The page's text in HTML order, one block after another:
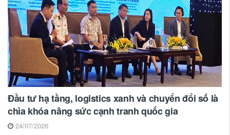
Đầu tư hạ tầng, logistics xanh và chuyển đổi số là
chìa khóa nâng sức cạnh tranh quốc gia
24/07/2026